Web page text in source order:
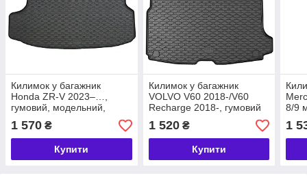
Килимок у багажник
Honda ZR-V 2023–…,
гумовий, модельний,
1 570 ₴
Купити
Килимок у багажник
VOLVO V60 2018-/V60
Recharge 2018-, гумовий
1 520₴
Купити
8/9
1